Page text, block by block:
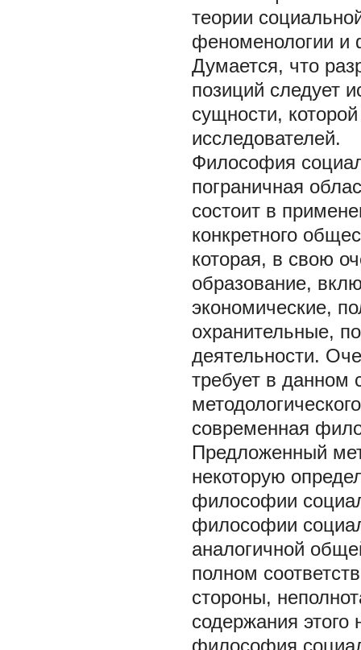
теории
феноменологии и
Думается, что
позиций следует
сущности,
исследователей.
Философия
пограничная
состоит в
конкретного
которая, в свою
образование,
экономические,
охранительные,
деятельности.
требует в данном
современная
Предложенный
некоторую
философии
философии
аналогичной
полном
стороны,
содержания этого
философия